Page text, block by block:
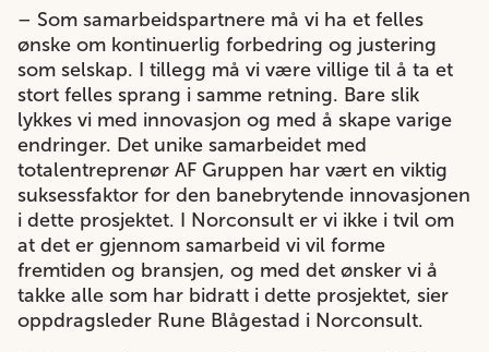
– Som samarbeidspartnere må vi ha et felles
ønske om kontinuerlig forbedring og justering
som selskap. I tillegg må vi være villige til å ta et
stort felles sprang i samme retning. Bare slik
lykkes vi med innovasjon og med å skape varige
endringer. Det unike samarbeidet med
totalentreprenør AF Gruppen har vært en viktig
suksessfaktor for den banebrytende innovasjonen
i dette prosjektet. I Norconsult er vi ikke i tvil om
at det er gjennom samarbeid vi vil forme
fremtiden og bransjen, og med det ønsker vi å
takke alle som har bidratt i dette prosjektet, sier
oppdragsleder Rune Blågestad i Norconsult.